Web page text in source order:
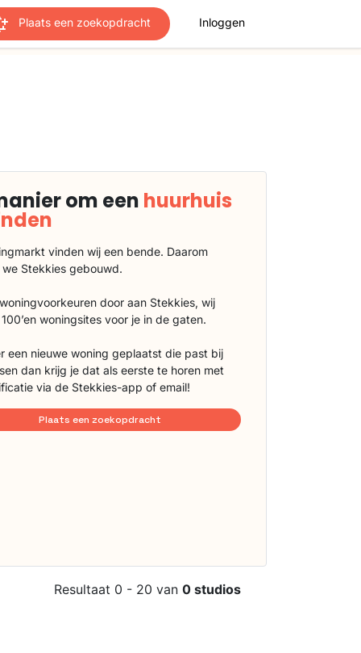
Plaats een zoekopdracht Inloggen
om een huurhuis
vinden wij een bende. Daarom
Stekkies gebouwd.
door aan Stekkies, wij
woningsites voor je in de gaten.
een nieuwe woning geplaatst die past bij
dan krijg je dat als eerste te horen met
via de Stekkies-app of email!
Plaats een zoekopdracht
Resultaat 0 - 20 van 0 studios